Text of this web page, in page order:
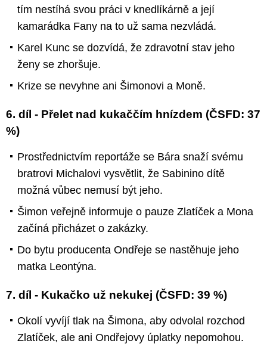
tím nestíhá svou práci v knedlíkárně a její
kamarádka Fany na to už sama nezvládá.
Karel Kunc se dozvídá, že zdravotní stav jeho
ženy se zhoršuje.
Krize se nevyhne ani Šimonovi a Moně.
6. díl - Přelet nad kukaččím hnízdem (ČSFD: 37
%)
Prostřednictvím reportáže se Bára snaží svému
bratrovi Michalovi vysvětlit, že Sabinino dítě
možná vůbec nemusí být jeho.
Šimon veřejně informuje o pauze Zlatíček a Mona
začíná přicházet o zakázky.
Do bytu producenta Ondřeje se nastěhuje jeho
matka Leontýna.
7. díl - Kukačko už nekukej (ČSFD: 39 %)
Okolí vyvíjí tlak na Šimona, aby odvolal rozchod
Zlatíček, ale ani Ondřejovy úplatky nepomohou.